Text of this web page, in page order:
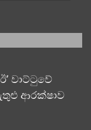
වාට්ටුවේ
ආරක්ෂාව